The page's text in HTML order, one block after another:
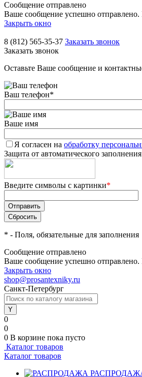
Сообщение отправлено
Ваше сообщение успешно
Закрыть окно
8 (812) 565-35-37 Заказать звонок
Заказать звонок
Оставьте Ваше сообщение и
Ваш телефон*
Ваше имя
Я согласен на обработку
Защита от автоматического заполнения
Введите символы с картинки*
* - Поля, обязательные для заполнения
Сообщение отправлено
Ваше сообщение успешно
Закрыть окно
shop@prosantexniky.ru
Санкт-Петербург
0
0
0 В корзине пока пусто
Каталог товаров
Каталог товаров